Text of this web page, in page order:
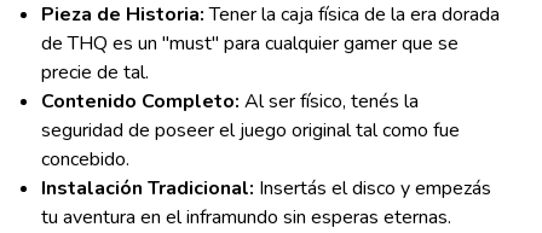
Pieza de Historia:Tener la caja física de la era dorada
de THQ es un "must" para cualquier gamer que se
precie de tal.
Contenido Completo: Al ser físico, tenés la
seguridad de poseer el juego original tal como fue
concebido.
Instalación Tradicional: Insertás el disco y empezás
tu aventura en el inframundo sin esperas eternas.